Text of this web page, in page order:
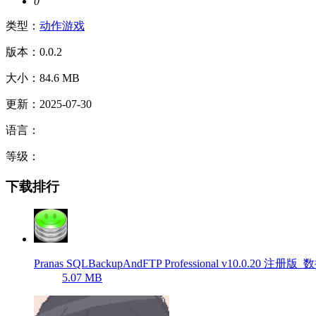
类型： 动作游戏
版本：0.0.2
大小：84.6 MB
更新：2025-07-30
语言：
等级：
下载排行
Pranas SQLBackupAndFTP Professional v10.0.20 注册版_
5.07 MB